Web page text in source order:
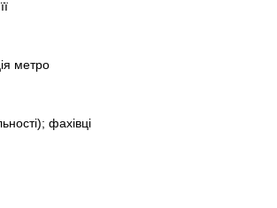
метро
фахівці